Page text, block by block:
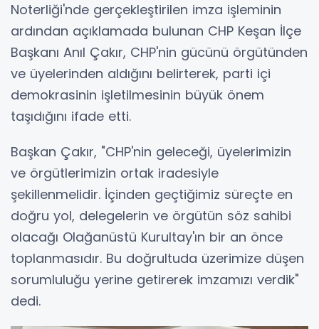
Noterliği'nde gerçekleştirilen imza işleminin
ardından açıklamada bulunan CHP Keşan İlçe
Başkanı Anıl Çakır, CHP'nin gücünü örgütünden
ve üyelerinden aldığını belirterek, parti içi
demokrasinin işletilmesinin büyük önem
taşıdığını ifade etti.
Başkan Çakır, "CHP'nin geleceği, üyelerimizin
ve örgütlerimizin ortak iradesiyle
şekillenmelidir. İçinden geçtiğimiz süreçte en
doğru yol, delegelerin ve örgütün söz sahibi
olacağı Olağanüstü Kurultay'ın bir an önce
toplanmasıdır. Bu doğrultuda üzerimize düşen
sorumluluğu yerine getirerek imzamızı verdik"
dedi.